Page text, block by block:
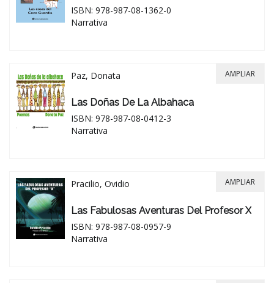
ISBN: 978-987-08-1362-0
Narrativa
Paz, Donata
Las Doñas De La Albahaca
ISBN: 978-987-08-0412-3
Narrativa
AMPLIAR
Pracilio, Ovidio
Las Fabulosas Aventuras Del Profesor X
ISBN: 978-987-08-0957-9
Narrativa
AMPLIAR